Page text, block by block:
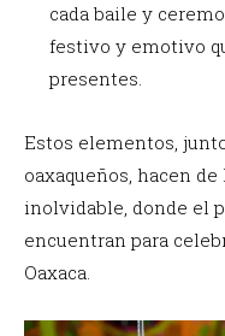
cada baile y
festivo y emotivo
presentes.
Estos elementos,
oaxaqueños, hacen
inolvidable, donde el
encuentran para
Oaxaca.